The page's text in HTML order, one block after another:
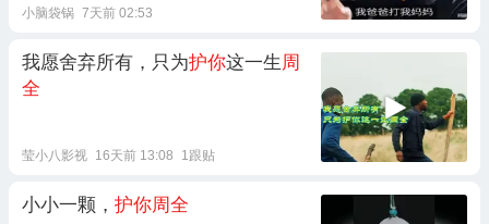
小脑袋锅 7天前 02:53
我愿舍弃所有，只为护你这一生 周
全
莹小八影视 16天前 13:08 1跟贴
小小一颗， 护你周全